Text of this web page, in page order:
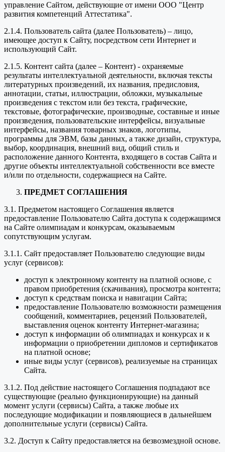
управление Сайтом, действующие от имени ООО "Центр
развития компетенций Аттестатика".
2.1.4. Пользователь сайта (далее Пользователь) – лицо,
имеющее доступ к Сайту, посредством сети Интернет и
использующий Сайт.
2.1.5. Контент сайта (далее – Контент) - охраняемые
результаты интеллектуальной деятельности, включая тексты
литературных произведений, их названия, предисловия,
аннотации, статьи, иллюстрации, обложки, музыкальные
произведения с текстом или без текста, графические,
текстовые, фотографические, производные, составные и иные
произведения, пользовательские интерфейсы, визуальные
интерфейсы, названия товарных знаков, логотипы,
программы для ЭВМ, базы данных, а также дизайн, структура,
выбор, координация, внешний вид, общий стиль и
расположение данного Контента, входящего в состав Сайта и
другие объекты интеллектуальной собственности все вместе
и/или по отдельности, содержащиеся на Сайте.
ПРЕДМЕТ СОГЛАШЕНИЯ
3.1. Предметом настоящего Соглашения является
предоставление Пользователю Сайта доступа к содержащимся
на Сайте олимпиадам и конкурсам, оказываемым
сопутствующим услугам.
3.1.1. Сайт предоставляет Пользователю следующие виды
услуг (сервисов):
доступ к электронному контенту на платной основе, с
правом приобретения (скачивания), просмотра контента;
доступ к средствам поиска и навигации Сайта;
предоставление Пользователю возможности размещения
сообщений, комментариев, рецензий Пользователей,
выставления оценок контенту Интернет-магазина;
доступ к информации об олимпиадах и конкурсах и к
информации о приобретении дипломов и сертификатов
на платной основе;
иные виды услуг (сервисов), реализуемые на страницах
Сайта.
3.1.2. Под действие настоящего Соглашения подпадают все
существующие (реально функционирующие) на данный
момент услуги (сервисы) Сайта, а также любые их
последующие модификации и появляющиеся в дальнейшем
дополнительные услуги (сервисы) Сайта.
3.2. Доступ к Сайту предоставляется на безвозмездной основе.